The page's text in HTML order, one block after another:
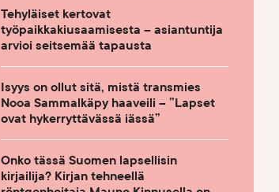
Tehyläiset kertovat
työpaikkakiusaamisesta – asiantuntija
arvioi seitsemää tapausta
Isyys on ollut sitä, mistä transmies
Nooa Sammalkäpy haaveili – ”Lapset
ovat hykerryttävässä iässä”
Onko tässä Suomen lapsellisin
kirjailija? Kirjan tehneellä